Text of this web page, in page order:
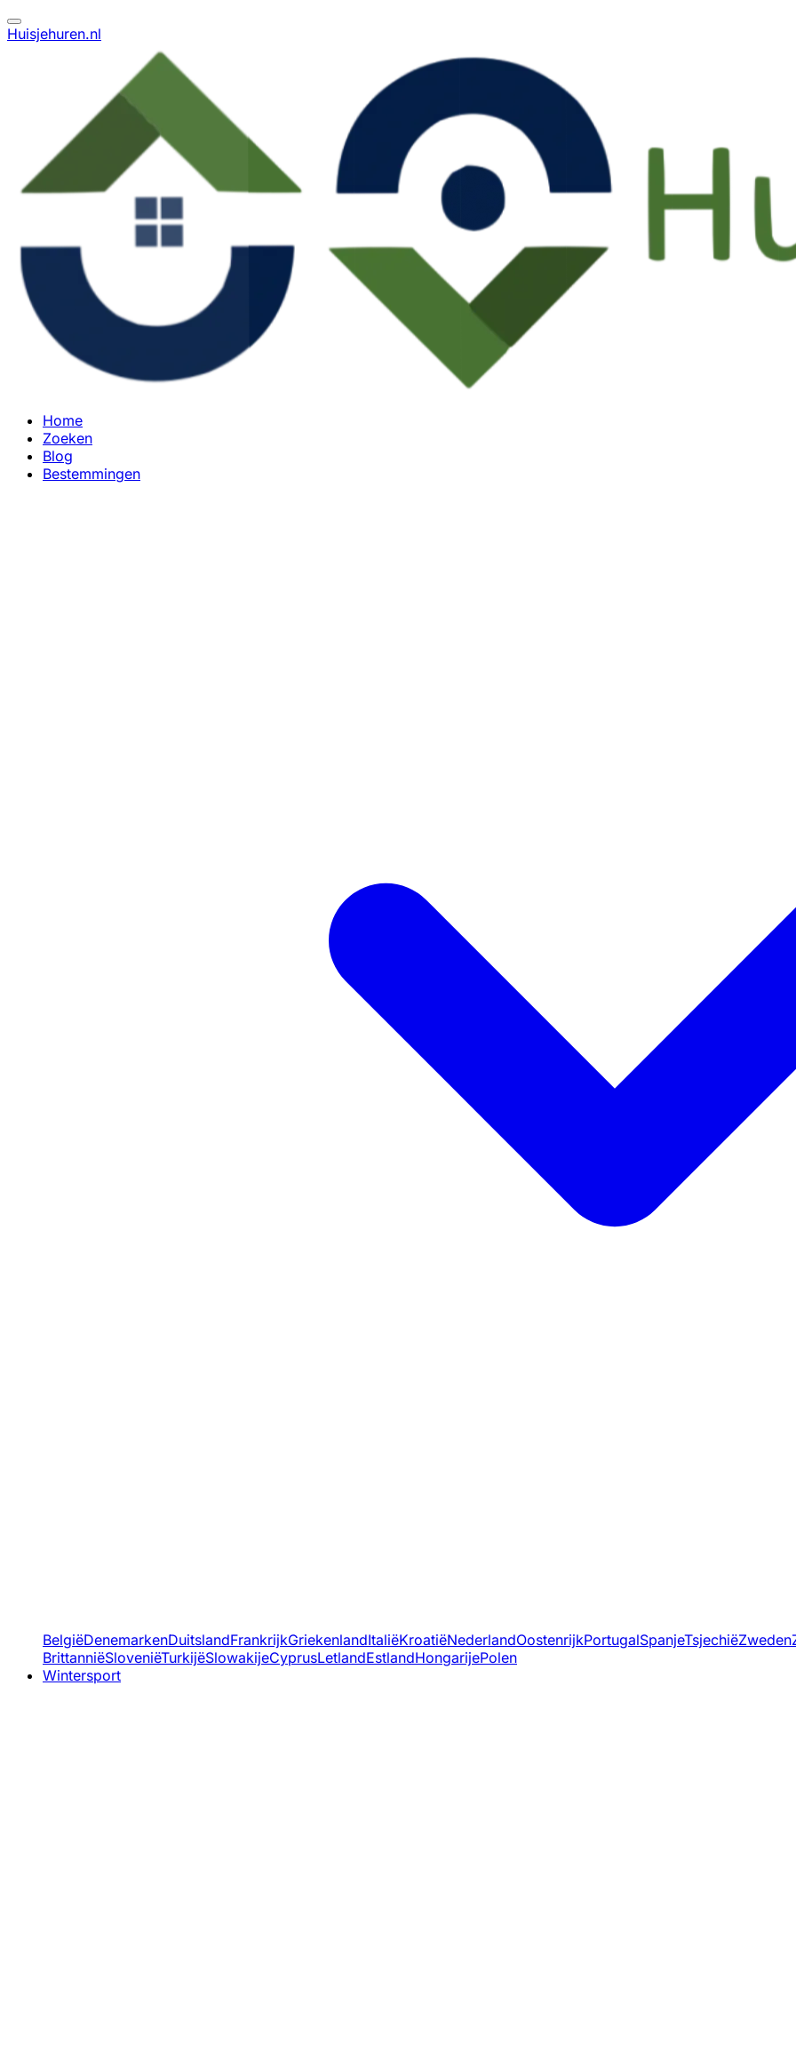
Huisjehuren.nl
Home
Zoeken
Blog
Bestemmingen
BelgiëDenemarkenDuitslandFrankrijkGriekenlandItaliëKroatiëNederlandOostenrijkPortugalSpanjeTsjechiëZweden
BrittanniëSloveniëTurkijëSlowakijeCyprusLetlandEstlandHongarijePolen
Wintersport